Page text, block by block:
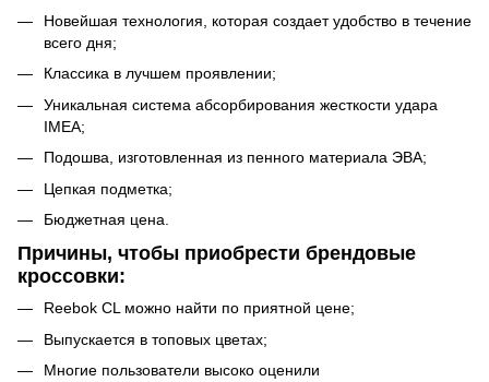
Новейшая технология, которая создает удобство в течение
всего дня;
Классика в лучшем проявлении;
Уникальная система абсорбирования жесткости удара
IMEA;
Подошва, изготовленная из пенного материала ЭВА;
Цепкая подметка;
Бюджетная цена.
Причины, чтобы приобрести брендовые
кроссовки:
Reebok CL можно найти по приятной цене;
Выпускается в топовых цветах;
Многие пользователи высоко оценили